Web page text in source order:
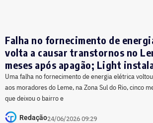
Falha no fornecimento de
volta a causar transtornos no
meses após apagão; Light
para minimizar impactos
Uma falha no fornecimento de energia elétrica
aos moradores do Leme, na Zona Sul do Rio, cinco
que deixou o bairro e
Redação24/06/2026 09:29